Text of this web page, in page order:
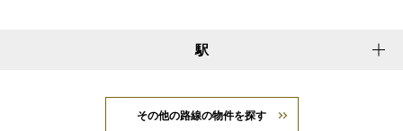
駅
その他の路線の物件を探す